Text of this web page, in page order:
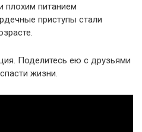
плохим питанием
приступы стали
Поделитесь ею с друзьями
жизни.